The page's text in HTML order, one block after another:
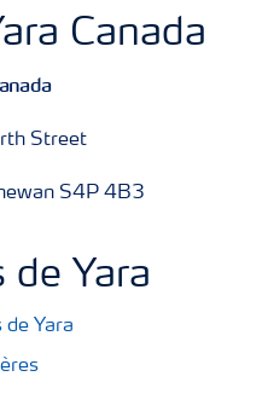
Canada
Street
S4P 4B3
de Yara
de Yara